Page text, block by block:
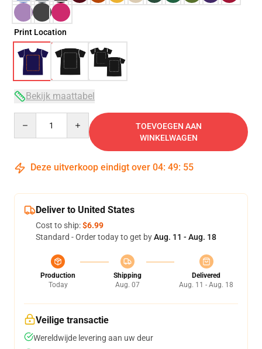
Print Location
Bekijk maattabel
TOEVOEGEN AAN
WINKELWAGEN
Deze uitverkoop eindigt over 04: 49: 54
Deliver to United States
Cost to ship:$6.99
Standard - Order today to get byAug. 11 - Aug. 18
Production
Today
Shipping
Aug. 07
Delivered
Aug. 11 - Aug. 18
Veilige transactie
Wereldwijde levering aan uw deur